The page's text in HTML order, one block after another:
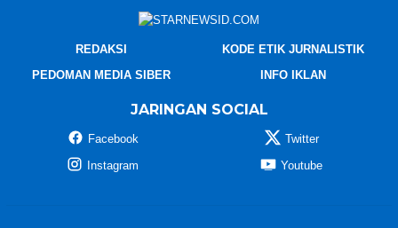
REDAKSI
KODE ETIK JURNALISTIK
PEDOMAN MEDIA SIBER
INFO IKLAN
JARINGAN SOCIAL
Facebook
Twitter
Instagram
Youtube